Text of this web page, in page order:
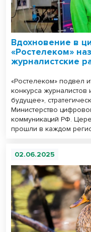
Вдохновение в
«Ростелеком»
журналистские
«Ростелеком» подвел
конкурса
будущее»,
Министерство
коммуникаций РФ.
прошли в каждом
02.06.2025